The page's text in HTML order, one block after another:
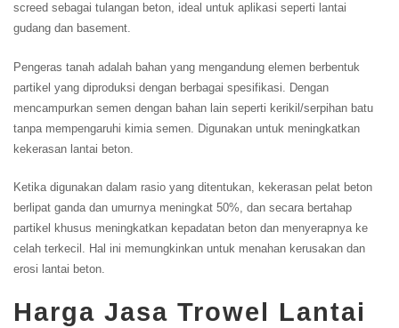
screed sebagai tulangan beton, ideal untuk aplikasi seperti lantai
gudang dan basement.
Pengeras tanah adalah bahan yang mengandung elemen berbentuk
partikel yang diproduksi dengan berbagai spesifikasi. Dengan
mencampurkan semen dengan bahan lain seperti kerikil/serpihan batu
tanpa mempengaruhi kimia semen. Digunakan untuk meningkatkan
kekerasan lantai beton.
Ketika digunakan dalam rasio yang ditentukan, kekerasan pelat beton
berlipat ganda dan umurnya meningkat 50%, dan secara bertahap
partikel khusus meningkatkan kepadatan beton dan menyerapnya ke
celah terkecil. Hal ini memungkinkan untuk menahan kerusakan dan
erosi lantai beton.
Harga Jasa Trowel Lantai